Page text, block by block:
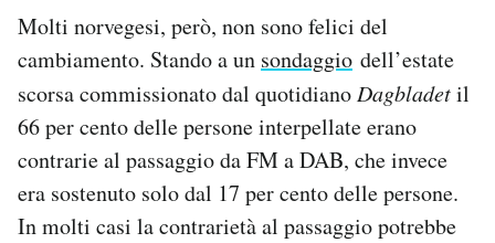
Molti norvegesi, però, non sono felici del
cambiamento. Stando a un sondaggio dell’estate
scorsa commissionato dal quotidianoDagbladetil
66 per cento delle persone interpellate erano
contrarie al passaggio da FM a DAB, che invece
era sostenuto solo dal 17 per cento delle persone.
In molti casi la contrarietà al passaggio potrebbe